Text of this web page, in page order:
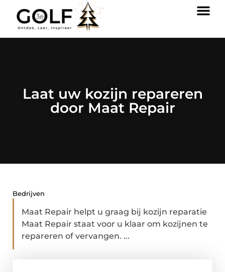
Laat uw kozijn repareren
door Maat Repair
Bedrijven
Maat Repair helpt u graag bij kozijn reparatie
Maat Repair staat voor u klaar om kozijnen te
repareren of vervangen. ...